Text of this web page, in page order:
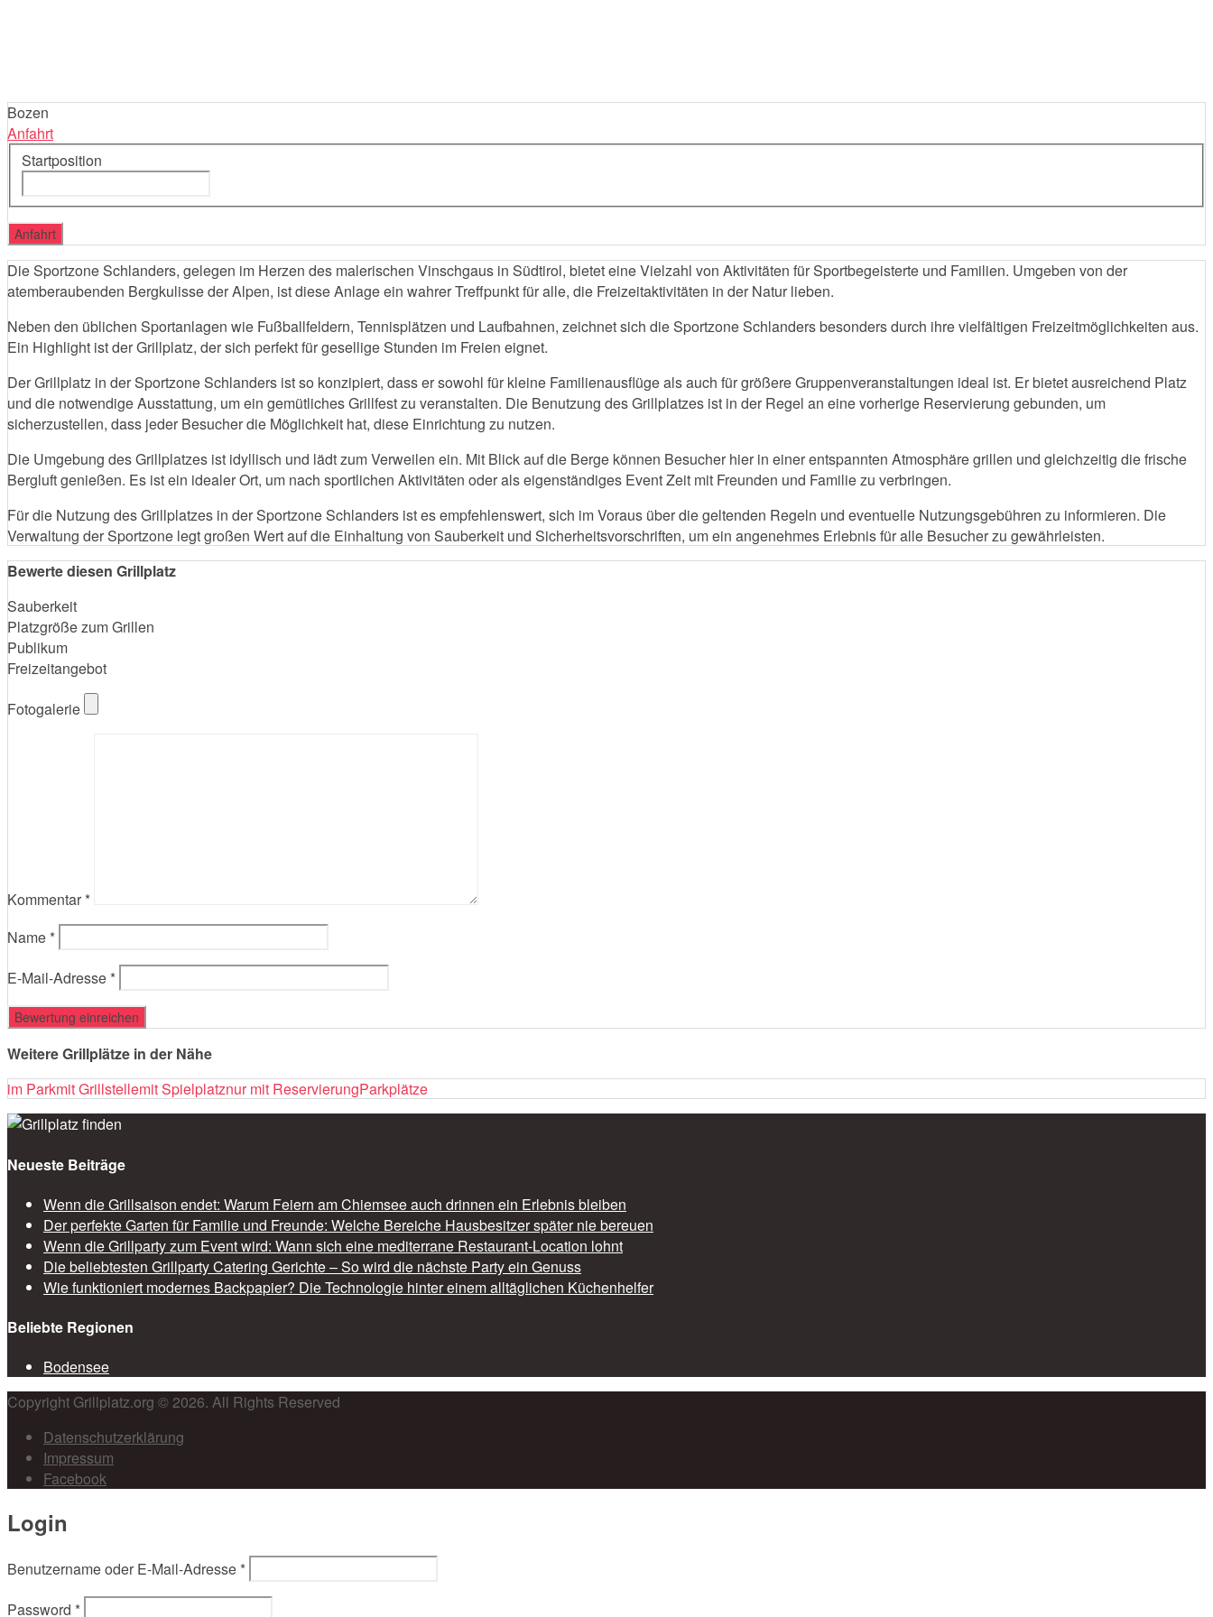
Bozen
Anfahrt
Startposition
Die Sportzone Schlanders, gelegen im Herzen des malerischen Vinschgaus in Südtirol, bietet eine Vielzahl von Aktivitäten für Sportbegeisterte und Familien. Umgeben von der
atemberaubenden Bergkulisse der Alpen, ist diese Anlage ein wahrer Treffpunkt für alle, die Freizeitaktivitäten in der Natur lieben.
Neben den üblichen Sportanlagen wie Fußballfeldern, Tennisplätzen und Laufbahnen, zeichnet sich die Sportzone Schlanders besonders durch ihre vielfältigen Freizeitmöglichkeiten aus.
Ein Highlight ist der Grillplatz, der sich perfekt für gesellige Stunden im Freien eignet.
Der Grillplatz in der Sportzone Schlanders ist so konzipiert, dass er sowohl für kleine Familienausflüge als auch für größere Gruppenveranstaltungen ideal ist. Er bietet ausreichend Platz
und die notwendige Ausstattung, um ein gemütliches Grillfest zu veranstalten. Die Benutzung des Grillplatzes ist in der Regel an eine vorherige Reservierung gebunden, um
sicherzustellen, dass jeder Besucher die Möglichkeit hat, diese Einrichtung zu nutzen.
Die Umgebung des Grillplatzes ist idyllisch und lädt zum Verweilen ein. Mit Blick auf die Berge können Besucher hier in einer entspannten Atmosphäre grillen und gleichzeitig die frische
Bergluft genießen. Es ist ein idealer Ort, um nach sportlichen Aktivitäten oder als eigenständiges Event Zeit mit Freunden und Familie zu verbringen.
Für die Nutzung des Grillplatzes in der Sportzone Schlanders ist es empfehlenswert, sich im Voraus über die geltenden Regeln und eventuelle Nutzungsgebühren zu informieren. Die
Verwaltung der Sportzone legt großen Wert auf die Einhaltung von Sauberkeit und Sicherheitsvorschriften, um ein angenehmes Erlebnis für alle Besucher zu gewährleisten.
Bewerte diesen Grillplatz
Sauberkeit
Platzgröße zum Grillen
Publikum
Freizeitangebot
Fotogalerie
Kommentar *
Name *
E-Mail-Adresse *
Weitere Grillplätze in der Nähe
im Parkmit Grillstellemit Spielplatznur mit ReservierungParkplätze
Neueste Beiträge
Wenn die Grillsaison endet: Warum Feiern am Chiemsee auch drinnen ein Erlebnis bleiben
Der perfekte Garten für Familie und Freunde: Welche Bereiche Hausbesitzer später nie bereuen
Wenn die Grillparty zum Event wird: Wann sich eine mediterrane Restaurant-Location lohnt
Die beliebtesten Grillparty Catering Gerichte – So wird die nächste Party ein Genuss
Wie funktioniert modernes Backpapier? Die Technologie hinter einem alltäglichen Küchenhelfer
Beliebte Regionen
Bodensee
Copyright Grillplatz.org © 2026. All Rights Reserved
Datenschutzerklärung
Impressum
Facebook
Login
Benutzername oder E-Mail-Adresse *
Password *